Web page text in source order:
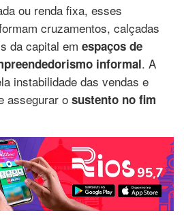
ou renda fixa, esses
cruzamentos, calçadas
da capital em espaços de
informal. A
instabilidade das vendas e
assegurar o sustento no fim